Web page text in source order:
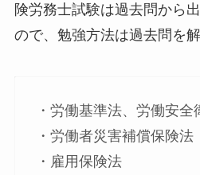
険労務士試験は過去問から
ので、勉強方法は過去問を
・労働基準法、労働安全
・労働者災害補償保険法
・雇用保険法